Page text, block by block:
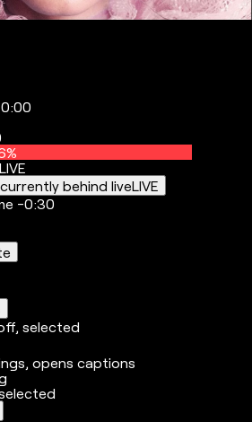
0:00
LIVE
behind liveLIVE
-0:30
, selected
, opens captions